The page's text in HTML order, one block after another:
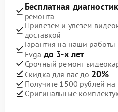
Бесплатная
ремонта
Привезем и увезем
доставкой
Гарантия на наши
Evga до 3-х лет
Срочный ремонт
Скидка для вас до 20%
Получите 1500 рублей на
Оригинальные